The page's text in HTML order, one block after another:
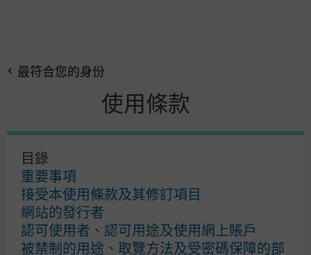
最符合您的身份
使用條款
目錄
重要事項
接受本使用條款及其修訂項目
網站的發行者
認可使用者、認可用途及使用網上賬戶
被禁制的用途、取覽方法及受密碼保障的部
content
應對能源供應持續中斷引
發的市場疑慮
許 許長泰
亞太區首席市場策略師